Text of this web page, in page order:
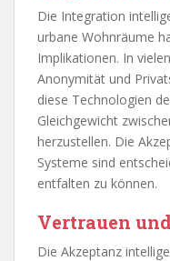
Die Integration
urbane Wohnräume
Implikationen. In
Anonymität und
diese Technologien
Gleichgewicht
herzustellen. Die
Systeme sind
entfalten zu können.
Vertrauen
Die Akzeptanz